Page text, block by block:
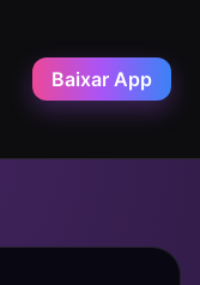
Baixar App